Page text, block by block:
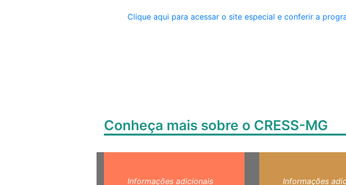
Clique aqui para acessar o site especial e conferir a
Conheça mais sobre o CRESS-MG
Informações adicionais Informações